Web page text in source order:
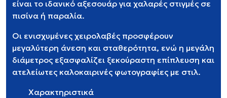
είναι το ιδανικό αξεσουάρ για χαλαρές στιγμές σε
πισίνα ή παραλία.
Οι ενισχυμένες χειρολαβές προσφέρουν
μεγαλύτερη άνεση και σταθερότητα, ενώ η μεγάλη
διάμετρος εξασφαλίζει ξεκούραστη επίπλευση και
ατελείωτες καλοκαιρινές φωτογραφίες με στιλ.
Χαρακτηριστικά